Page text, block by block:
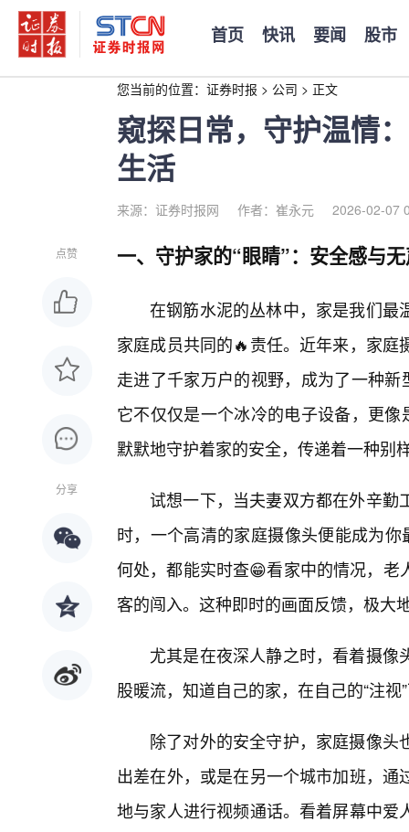
首页 快讯 要闻 股市
您当前的位置： 证券时报 > 公司 > 正文
窥探日常，守护温情
生活
来源：证券时报网 作者：崔永元 2026-02-07
点赞
分享
一、守护家的“眼睛”：安全感与
在钢筋水泥的丛林中，家是我们最
家庭成员共同的🔥责任。近年来，家
走进了千家万户的视野，成为了一种
它不仅仅是一个冰冷的电子设备，更
默默地守护着家的安全，传递着一种别
试想一下，当夫妻双方都在外辛勤
时，一个高清的家庭摄像头便能成为
何处，都能实时查😁看家中的情况，
客的闯入。这种即时的画面反馈，极大
尤其是在夜深人静之时，看着摄
股暖流，知道自己的家，在自己的“注视
除了对外的安全守护，家庭摄像
出差在外，或是在另一个城市加班，
地与家人进行视频通话。看着屏幕中